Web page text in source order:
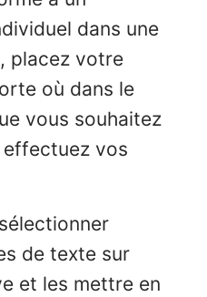
dans une
placez votre
où dans le
vous souhaitez
vos
de texte sur
et les mettre en